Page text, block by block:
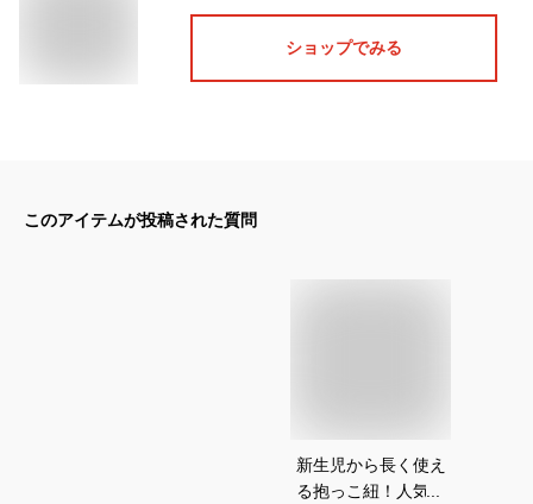
ショップでみる
このアイテムが投稿された質問
新生児から長く使え
る抱っこ紐！人気ブ